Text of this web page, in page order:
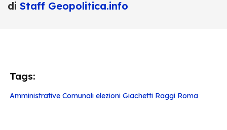
di Staff Geopolitica.info
Tags:
Amministrative Comunali elezioni Giachetti Raggi Roma